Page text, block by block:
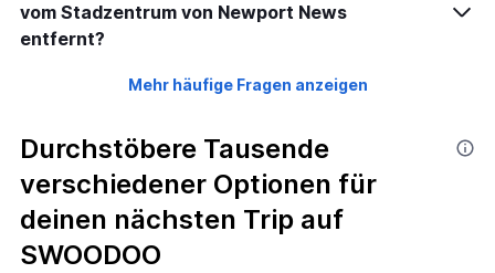
vom Stadzentrum von Newport News
entfernt?
Mehr häufige Fragen anzeigen
Durchstöbere Tausende
verschiedener Optionen für
deinen nächsten Trip auf
SWOODOO